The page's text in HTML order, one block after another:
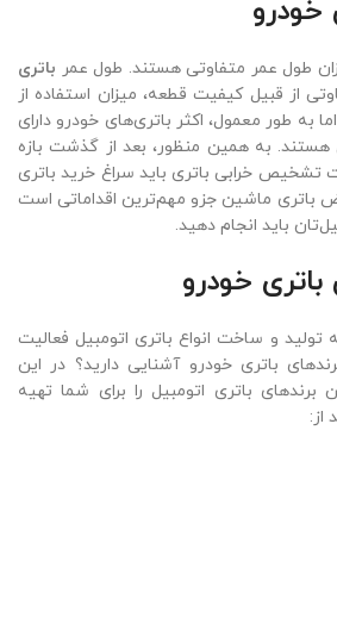
خودرو
طول عمر متفاوتی هستند. طول عمر باتری
از قبیل کیفیت قطعه، میزان استفاده از
به طور معمول، اکثر باتری‌های خودرو دارای
به مدت ۲ سال هستند. به همین منظور، بعد از گذشت بازه
خرابی باتری باید سراغ خرید باتری
باتری ماشین جزو مهم‌ترین اقداماتی است
باید انجام دهید.
باتری خودرو
تولید و ساخت انواع باتری اتومبیل فعالیت
باتری خودرو آشنایی دارید؟ در این
باتری اتومبیل را برای شما تهیه
از: